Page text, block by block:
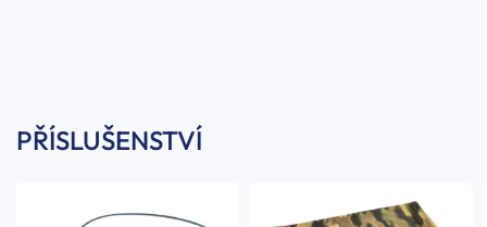
PŘÍSLUŠENSTVÍ